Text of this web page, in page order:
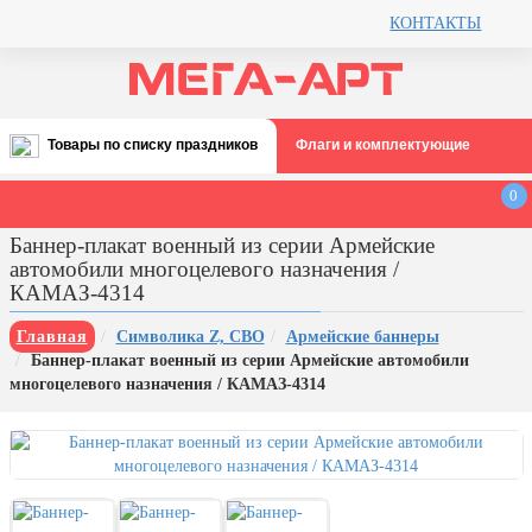
КОНТАКТЫ
Товары по списку праздников
Все праздники
августа)
12 августа, День ВВС
22 августа, День Государственного
флага РФ
День шахтера (последнее
1 сентября, День знаний
борьбе с терроризмом
Флаги и комплектующие
0
Баннер-плакат военный из серии Армейские
автомобили многоцелевого назначения /
КАМАЗ-4314
Главная Символика Z, СВО
Армейские баннеры
Баннер-плакат военный из серии Армейские автомобили
многоцелевого назначения / КАМАЗ-4314